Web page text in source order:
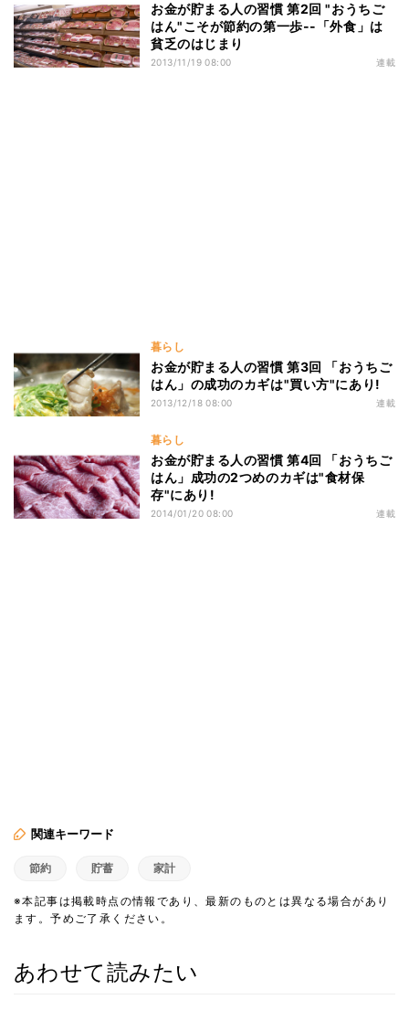
お金が貯まる人の習慣 第2回 "おうちご
はん"こそが節約の第一歩--「外食」は
貧乏のはじまり
2013/11/19 08:00 連載
暮らし
お金が貯まる人の習慣 第3回 「おうちご
はん」の成功のカギは"買い方"にあり!
2013/12/18 08:00 連載
暮らし
お金が貯まる人の習慣 第4回 「おうちご
はん」成功の2つめのカギは"食材保
存"にあり!
2014/01/20 08:00 連載
関連キーワード
節約 貯蓄 家計
※本記事は掲載時点の情報であり、最新のものとは異なる場合があり
ます。予めご了承ください。
あわせて読みたい